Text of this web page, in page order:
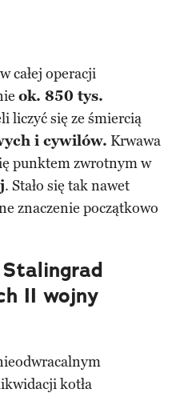
całej operacji
ok. 850 tys.
liczyć się ze śmiercią
i cywilów. Krwawa
punktem zwrotnym w
. Stało się tak nawet
znaczenie początkowo
II wojny
kotła